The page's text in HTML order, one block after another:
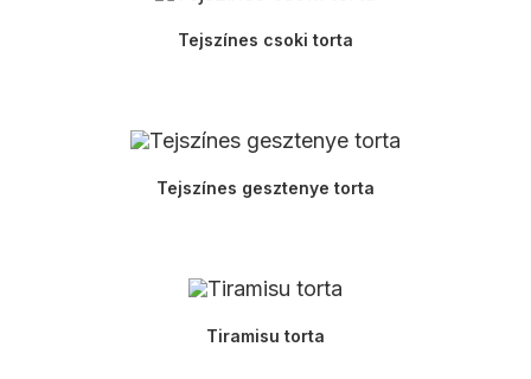
Tejszínes csoki torta
Tejszínes gesztenye torta
Tiramisu torta